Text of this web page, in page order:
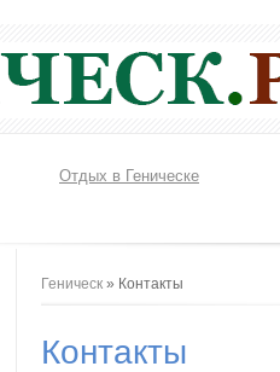
Отдых в Геническе
Вы здесь
Геническ » Контакты
Контакты